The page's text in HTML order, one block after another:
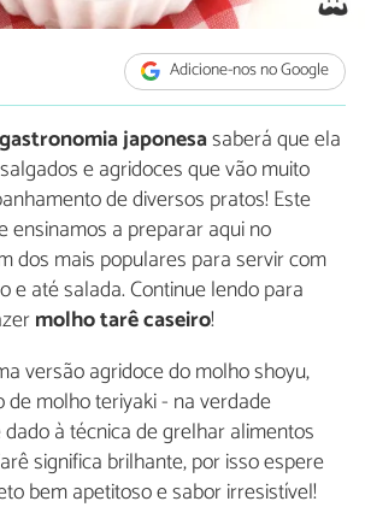
Adicione-nos no Google
gastronomia japonesasaberá que ela
e agridoces que vão muito
de diversos pratos! Este
ensinamos a preparar aqui no
dos mais populares para servir com
e até salada. Continue lendo para
molho tarê caseiro!
versão agridoce do molho shoyu,
molho teriyaki - na verdade
à técnica de grelhar alimentos
significa brilhante, por isso espere
bem apetitoso e sabor irresistível!